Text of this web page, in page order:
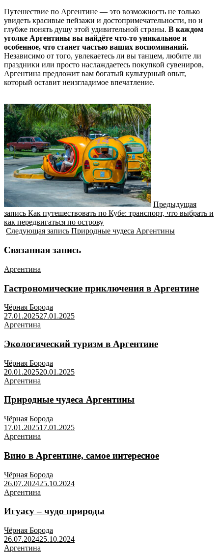
Путешествие по Аргентине — это возможность не только
увидеть красивые пейзажи и достопримечательности, но и
глубже понять душу этой удивительной страны. В каждом
уголке Аргентины вы найдёте что-то уникальное и
особенное, что станет частью ваших воспоминаний.
Независимо от того, увлекаетесь ли вы танцем, любите ли
праздники или просто наслаждаетесь покупкой сувениров,
Аргентина предложит вам богатый культурный опыт,
который оставит неизгладимое впечатление.
Предыдущая
запись Как путешествовать по Кубе: транспорт, что выбрать и
как передвигаться по острову
Следующая запись Природные чудеса Аргентины
Связанная запись
Аргентина
Гастрономические приключения в Аргентине
Чёрная Борода
27.01.202527.01.2025
Аргентина
Экологический туризм в Аргентине
Чёрная Борода
20.01.202520.01.2025
Аргентина
Природные чудеса Аргентины
Чёрная Борода
17.01.202517.01.2025
Аргентина
Вино в Аргентине, самое интересное
Чёрная Борода
26.07.202425.10.2024
Аргентина
Игуасу – чудо природы
Чёрная Борода
26.07.202425.10.2024
Аргентина